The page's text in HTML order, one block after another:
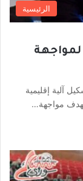
الرئيسية
آلية تجمع 5 دول لمواجهة
آلية إقليمية
بهدف مواجهة…